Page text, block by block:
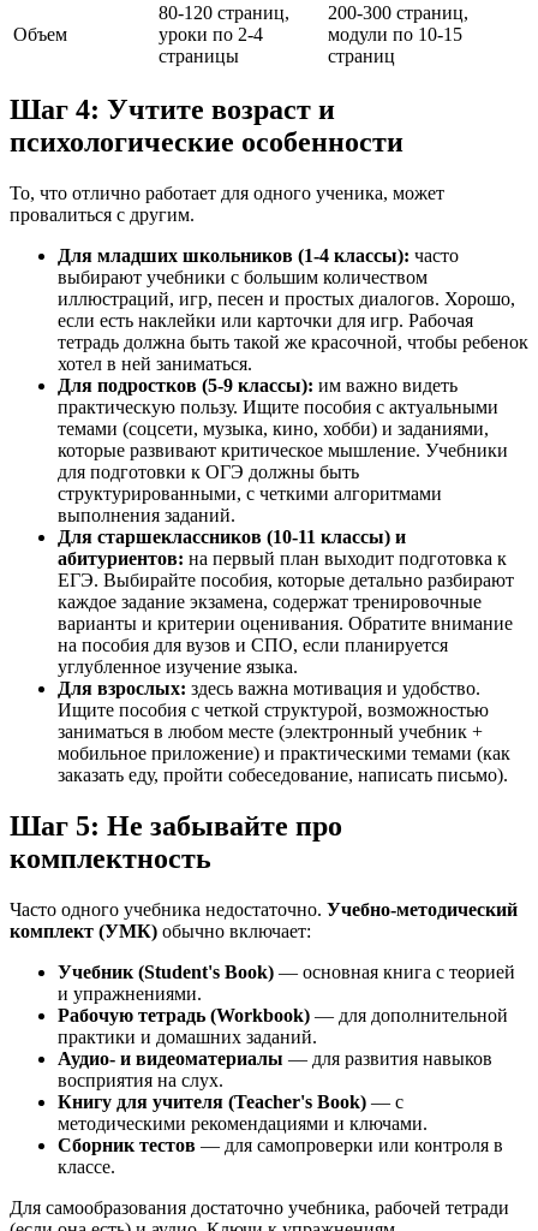
Объем
80-120 страниц,
уроки по 2-4
страницы
200-300 страниц,
модули по 10-15
страниц
Шаг 4: Учтите возраст и
психологические особенности
То, что отлично работает для одного ученика, может
провалиться с другим.
Для младших школьников (1-4 классы): часто
выбирают учебники с большим количеством
иллюстраций, игр, песен и простых диалогов. Хорошо,
если есть наклейки или карточки для игр. Рабочая
тетрадь должна быть такой же красочной, чтобы ребенок
хотел в ней заниматься.
Для подростков (5-9 классы): им важно видеть
практическую пользу. Ищите пособия с актуальными
темами (соцсети, музыка, кино, хобби) и заданиями,
которые развивают критическое мышление. Учебники
для подготовки к ОГЭ должны быть
структурированными, с четкими алгоритмами
выполнения заданий.
Для старшеклассников (10-11 классы) и
абитуриентов: на первый план выходит подготовка к
ЕГЭ. Выбирайте пособия, которые детально разбирают
каждое задание экзамена, содержат тренировочные
варианты и критерии оценивания. Обратите внимание
на пособия для вузов и СПО, если планируется
углубленное изучение языка.
Для взрослых: здесь важна мотивация и удобство.
Ищите пособия с четкой структурой, возможностью
заниматься в любом месте (электронный учебник +
мобильное приложение) и практическими темами (как
заказать еду, пройти собеседование, написать письмо).
Шаг 5: Не забывайте про
комплектность
Часто одного учебника недостаточно. Учебно-методический
комплект (УМК) обычно включает:
Учебник (Student's Book) — основная книга с теорией
и упражнениями.
Рабочую тетрадь (Workbook) — для дополнительной
практики и домашних заданий.
Аудио- и видеоматериалы — для развития навыков
восприятия на слух.
Книгу для учителя (Teacher's Book) — с
методическими рекомендациями и ключами.
Сборник тестов — для самопроверки или контроля в
классе.
Для самообразования достаточно учебника, рабочей тетради